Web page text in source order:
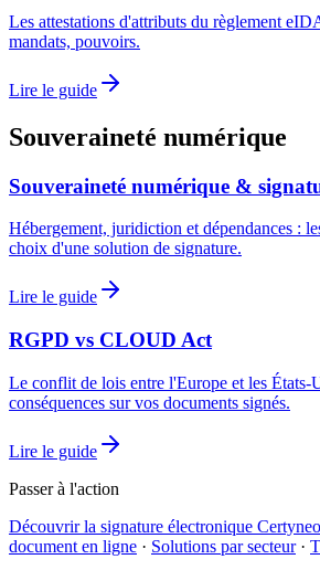
Les attestations d'attributs du règlement
mandats, pouvoirs.
Lire le guide
Souveraineté numérique
Souveraineté numérique &
Hébergement, juridiction et dépendances :
choix d'une solution de signature.
Lire le guide
RGPD vs CLOUD Act
Le conflit de lois entre l'Europe et les États-
conséquences sur vos documents signés.
Lire le guide
Passer à l'action
Découvrir la signature électronique Certyneo
document en ligne · Solutions par secteur·